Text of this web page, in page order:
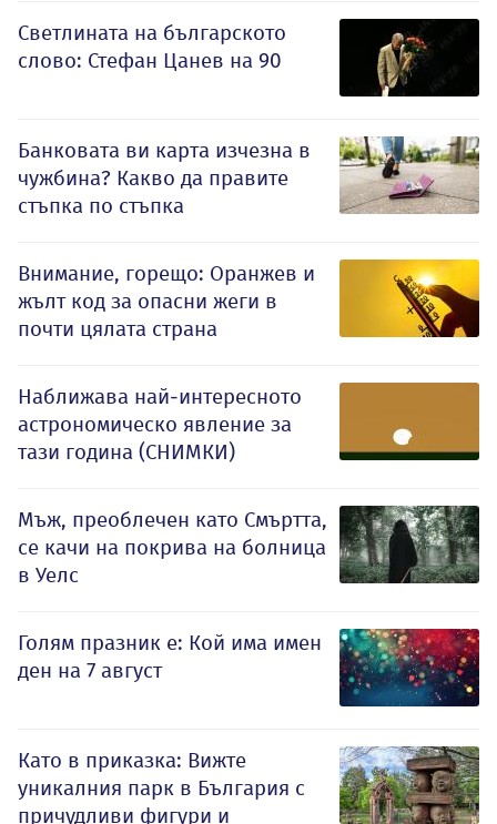
Светлината на българското
слово: Стефан Цанев на 90
Банковата ви карта изчезна в
чужбина? Какво да правите
стъпка по стъпка
Внимание, горещо: Оранжев и
жълт код за опасни жеги в
почти цялата страна
Наближава най-интересното
астрономическо явление за
тази година (СНИМКИ)
Мъж, преоблечен като Смъртта,
се качи на покрива на болница
в Уелс
Голям празник е: Кой има имен
ден на 7 август
Като в приказка: Вижте
уникалния парк в България с
причудливи фигури и